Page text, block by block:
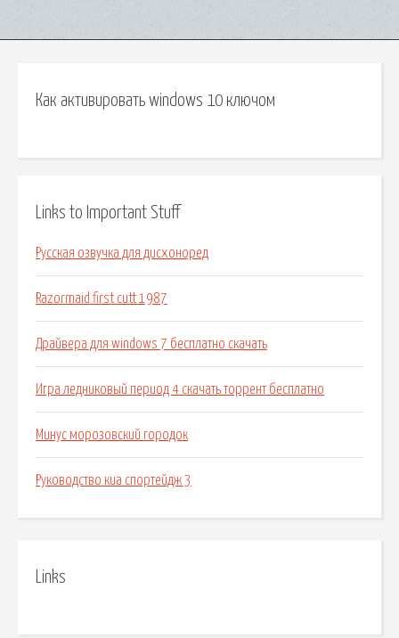
Как активировать windows 10 ключом
Links to Important Stuff
Русская озвучка для дисхоноред
Razormaid first cutt 1987
Драйвера для windows 7 бесплатно скачать
Игра ледниковый период 4 скачать торрент бесплатно
Минус морозовский городок
Руководство киа спортейдж 3
Links